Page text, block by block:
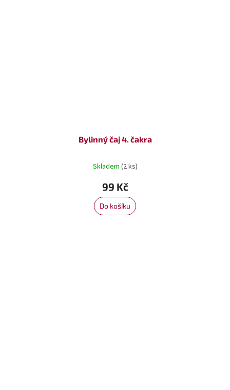
Bylinný čaj 4. čakra
Skladem (2 ks)
99 Kč
Do košíku